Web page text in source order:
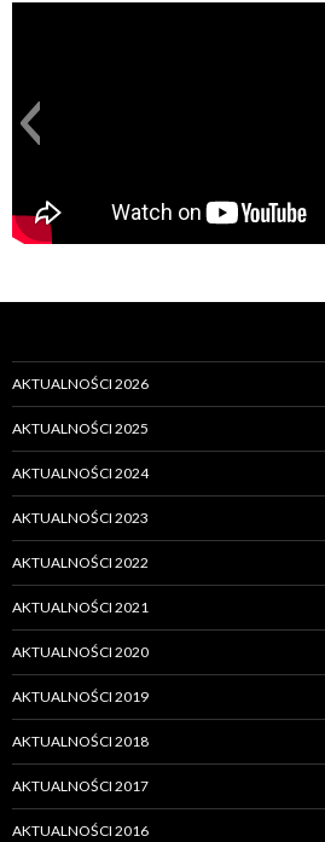
AKTUALNOŚCI 2026
AKTUALNOŚCI 2025
AKTUALNOŚCI 2024
AKTUALNOŚCI 2023
AKTUALNOŚCI 2022
AKTUALNOŚCI 2021
AKTUALNOŚCI 2020
AKTUALNOŚCI 2019
AKTUALNOŚCI 2018
AKTUALNOŚCI 2017
AKTUALNOŚCI 2016